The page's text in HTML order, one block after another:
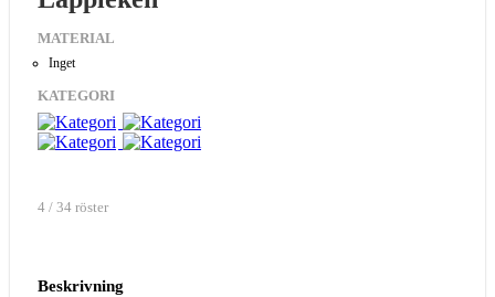
MATERIAL
Inget
KATEGORI
4 / 34 röster
Beskrivning